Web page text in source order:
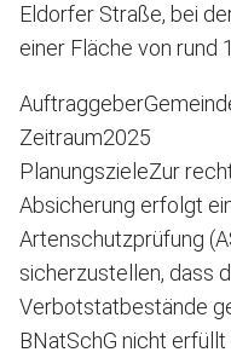
Eldorfer Straße, bei
einer Fläche von rund
Auftraggeber
Zeitraum2025
PlanungszieleZur
Absicherung erfolgt
Artenschutzprüfung
sicherzustellen, dass
Verbotstatbestände
BNatSchG nicht erfüllt